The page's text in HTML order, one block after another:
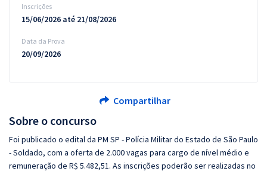
Sobre o concurso
Foi publicado o edital da PM SP - Polícia Militar do Estado de São Paulo
- Soldado, com a oferta de 2.000 vagas para cargo de nível médio e
remuneração de R$ 5.482,51. As inscrições poderão ser realizadas no
Inscrições
15/06/2026 até 21/08/2026
Data da Prova
20/09/2026
Compartilhar